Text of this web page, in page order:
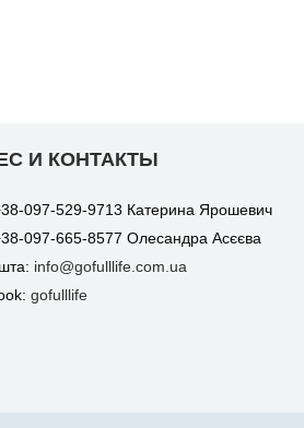
И КОНТАКТЫ
097-529-9713 Катерина Ярошевич
097-665-8577 Олесандра Асєєва
info@gofulllife.com.ua
gofulllife